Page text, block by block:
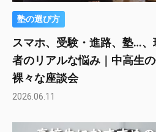
塾の選び方
スマホ、受験・進路、塾…
者のリアルな悩み｜中高生
裸々な座談会
2026.06.11